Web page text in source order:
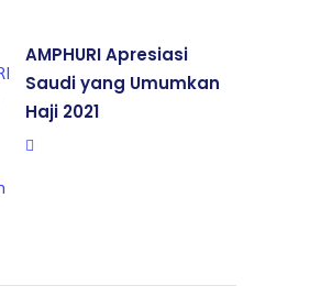
AMPHURI Apresiasi
Saudi yang Umumkan
Haji 2021